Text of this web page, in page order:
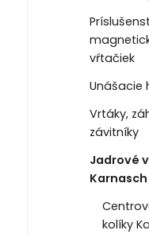
vŕtačiek
Unášacie
Vrtáky,
závitníky
Jadrové
Karnasch
kolíky